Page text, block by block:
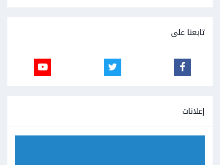
تابعنا على
إعلانات